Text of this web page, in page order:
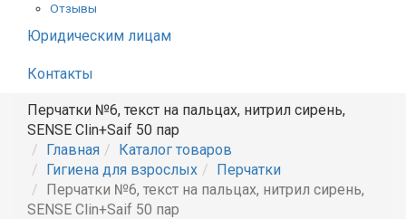
Отзывы
Юридическим лицам
Контакты
Перчатки №6, текст на пальцах, нитрил сирень,
SENSE Clin+Saif 50 пар
Главная
Каталог товаров
Гигиена для взрослых
Перчатки
Перчатки №6, текст на пальцах, нитрил сирень,
SENSE Clin+Saif 50 пар